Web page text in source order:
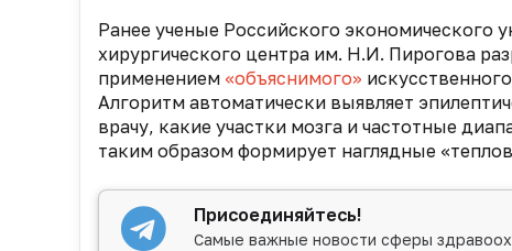
Ранее ученые Российского экономического
хирургического центра им. Н.И. Пирогова
применением «объяснимого»
Алгоритм автоматически выявляет
врачу, какие участки мозга и частотные
таким образом формирует наглядные
Присоединяйтесь!
Самые важные новости сферы